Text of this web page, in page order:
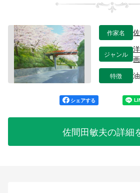
作家名
ジャンル
画
特徴
シェアする
佐間田敏夫の詳細